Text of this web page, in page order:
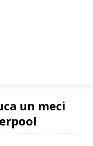
un meci